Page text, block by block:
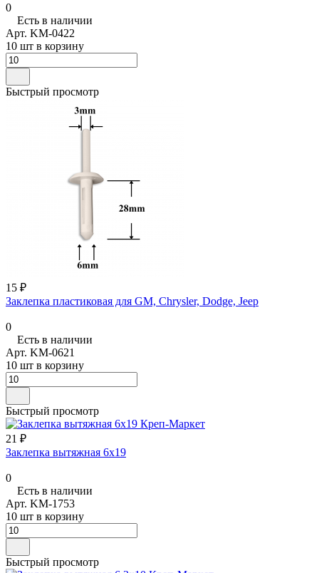
0
Есть в наличии
Арт. KM-0422
10 шт в корзину
Быстрый просмотр
15 ₽
Заклепка пластиковая для GM, Chrysler, Dodge, Jeep
0
Есть в наличии
Арт. KM-0621
10 шт в корзину
Быстрый просмотр
21 ₽
Заклепка вытяжная 6х19
0
Есть в наличии
Арт. KM-1753
10 шт в корзину
Быстрый просмотр